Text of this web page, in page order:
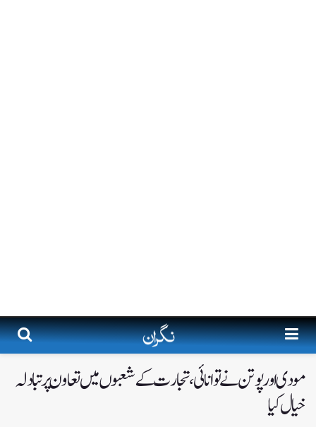
مودی اور پوتن نے توانائی، تجارت کے شعبوں میں تعاون پر تبادلہ
خیال کیا